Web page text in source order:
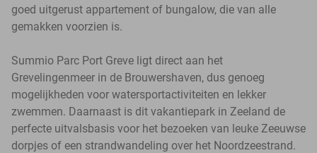
goed uitgerust appartement of bungalow, die van alle
gemakken voorzien is.
Summio Parc Port Greve ligt direct aan het
Grevelingenmeer in de Brouwershaven, dus genoeg
mogelijkheden voor watersportactiviteiten en lekker
zwemmen. Daarnaast is dit vakantiepark in Zeeland de
perfecte uitvalsbasis voor het bezoeken van leuke Zeeuwse
dorpjes of een strandwandeling over het Noordzeestrand.